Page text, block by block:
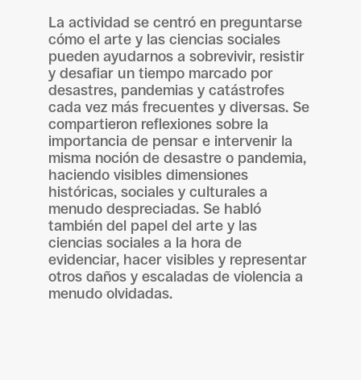
La actividad se centró en preguntarse
cómo el arte y las ciencias sociales
pueden ayudarnos a sobrevivir, resistir
y desafiar un tiempo marcado por
desastres, pandemias y catástrofes
cada vez más frecuentes y diversas. Se
compartieron reflexiones sobre la
importancia de pensar e intervenir la
misma noción de desastre o pandemia,
haciendo visibles dimensiones
históricas, sociales y culturales a
menudo despreciadas. Se habló
también del papel del arte y las
ciencias sociales a la hora de
evidenciar, hacer visibles y representar
otros daños y escaladas de violencia a
menudo olvidadas.